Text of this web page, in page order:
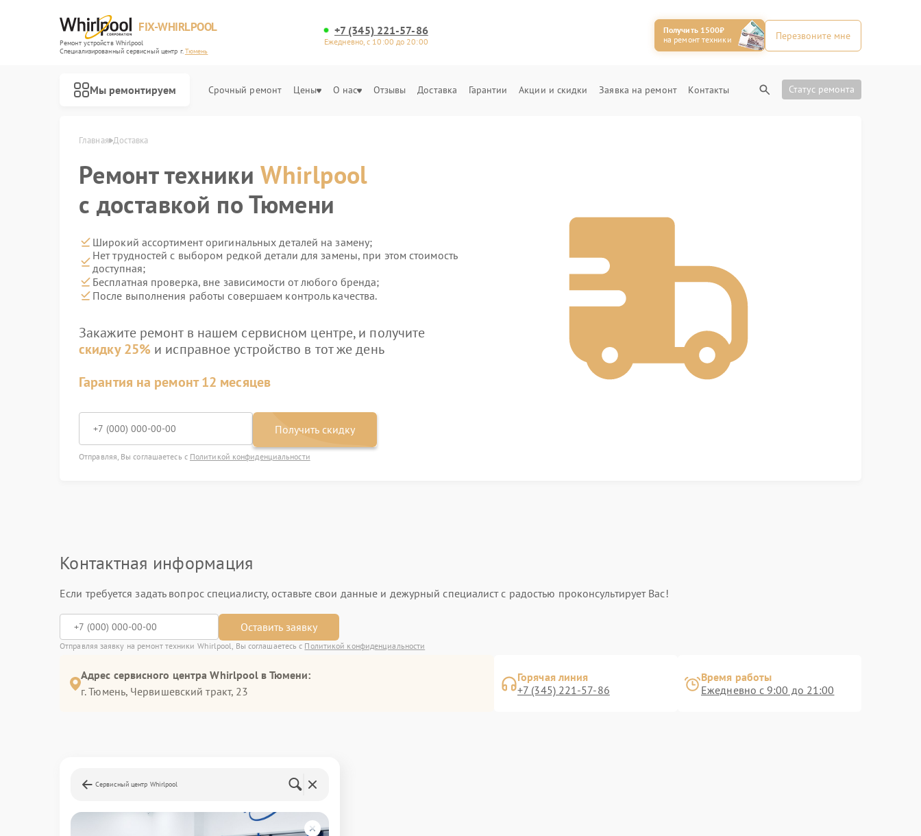
FIX-WHIRLPOOL
Ремонт устройств Whirlpool
Специализированный cервисный центр г.Тюмень
+7 (345) 221-57-86
Ежедневно, с 10:00 до 20:00
Получить 1500₽
на ремонт техники
Перезвоните мне
Мы ремонтируем Срочный ремонт Цены О нас Отзывы Доставка Гарантии Акции и скидки Заявка на ремонт Контакты Статус ремонта
Главная Доставка
Ремонт техникиWhirlpool
с доставкой по Тюмени
Широкий ассортимент оригинальных деталей на замену;
Нет трудностей с выбором редкой детали для замены, при этом стоимость
доступная;
Бесплатная проверка, вне зависимости от любого бренда;
После выполнения работы совершаем контроль качества.
Закажите ремонт в нашем сервисном центре, и получите
скидку 25% и исправное устройство в тот же день
Гарантия на ремонт 12 месяцев
Получить скидку
Отправляя, Вы соглашаетесь с Политикой конфиденциальности
Контактная информация
Если требуется задать вопрос специалисту, оставьте свои данные и дежурный специалист с радостью проконсультирует Вас!
Оставить заявку
Отправляя заявку на ремонт техники Whirlpool, Вы соглашаетесь с Политикой конфиденциальности
Адрес сервисного центра Whirlpool в Тюмени:
г. Тюмень, ​Червишевский тракт, 23
Горячая линия
+7 (345) 221-57-86
Время работы
Ежедневно с 9:00 до 21:00
Сервисный центр Whirlpool